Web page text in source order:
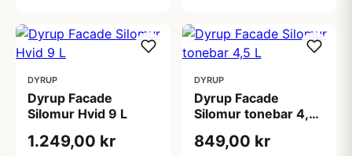
DYRUP
Dyrup Facade
Silomur Hvid 9 L
1.249,00 kr
DYRUP
Dyrup Facade
Silomur tonebar 4,5
849,00 kr